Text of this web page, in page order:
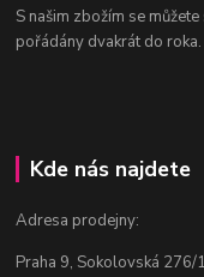
S našim zbožím se
pořádány dvakrát do roka.
Kde nás najdete
Adresa prodejny:
Praha 9, Sokolovská 276/